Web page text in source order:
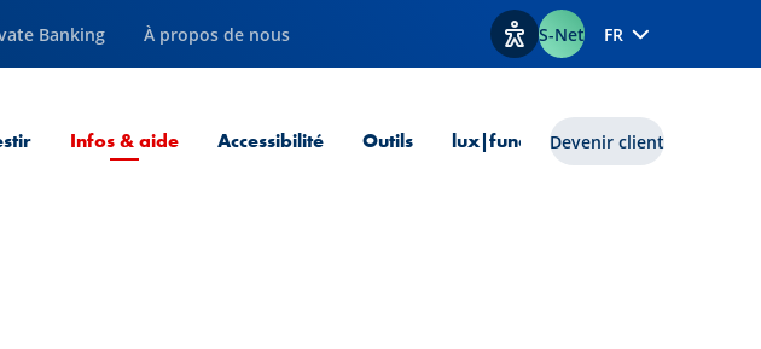
Banking À propos de nous Afficher les options
S-Net FR
Infos & aidePage courante
Accessibilité Outils lux|funds Devenir client